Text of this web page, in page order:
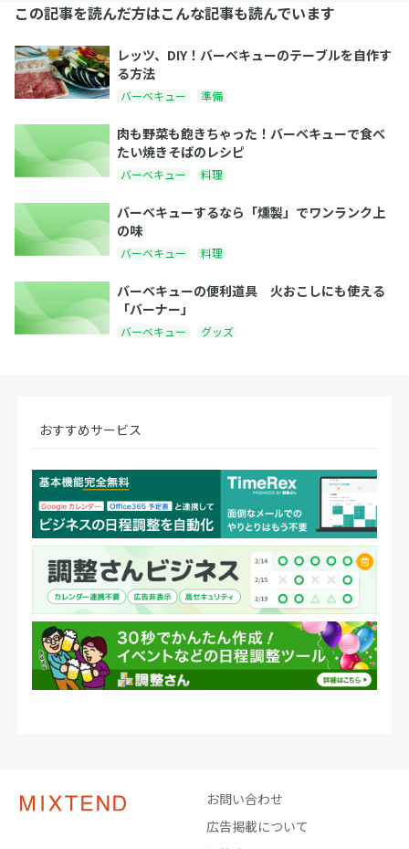
この記事を読んだ方はこんな記事も読んでいます
レッツ、DIY！バーベキューのテーブルを自作す
る方法
バーベキュー 準備
肉も野菜も飽きちゃった！バーベキューで食べ
たい焼きそばのレシピ
バーベキュー 料理
バーベキューするなら「燻製」でワンランク上
の味
バーベキュー 料理
バーベキューの便利道具 火おこしにも使える
「バーナー」
バーベキュー グッズ
おすすめサービス
お問い合わせ
広告掲載について